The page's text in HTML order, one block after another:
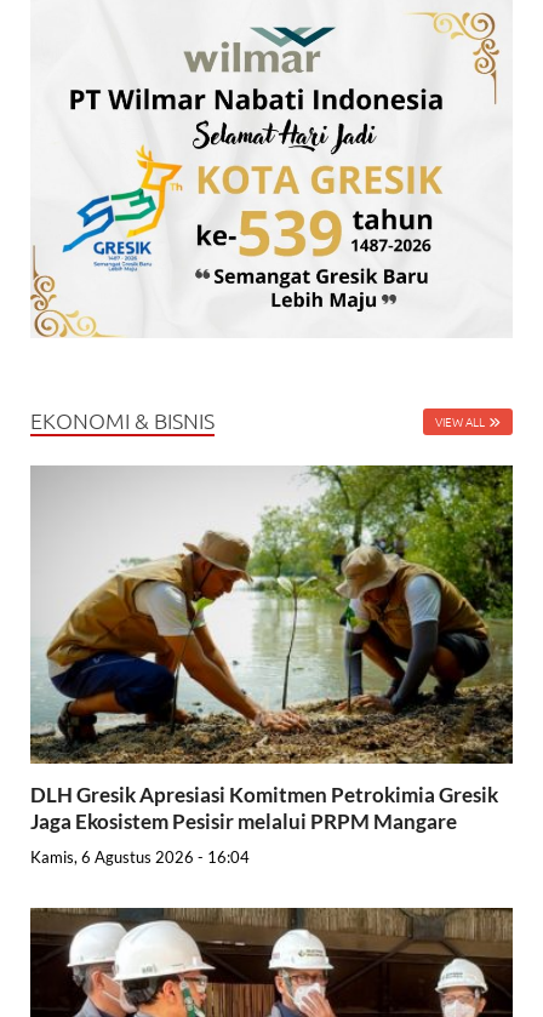
EKONOMI & BISNIS VIEW ALL
DLH Gresik Apresiasi Komitmen Petrokimia Gresik
Jaga Ekosistem Pesisir melalui PRPM Mangare
Kamis, 6 Agustus 2026 - 16:04